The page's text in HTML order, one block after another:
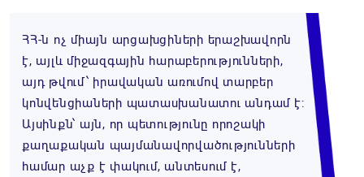
ՀՀ-ն ոչ միայն արցախցիների երաշխավորն
է, այլև միջազգային հարաբերությունների,
այդ թվում՝ իրավական առումով տարբեր
կոնվենցիաների պատասխանատու անդամ է:
Այսինքն՝ այն, որ պետությունը որոշակի
քաղաքական պայմանավորվածությունների
համար աչք է փակում, անտեսում է,